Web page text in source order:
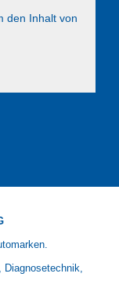
den Inhalt von
Diagnosetechnik,